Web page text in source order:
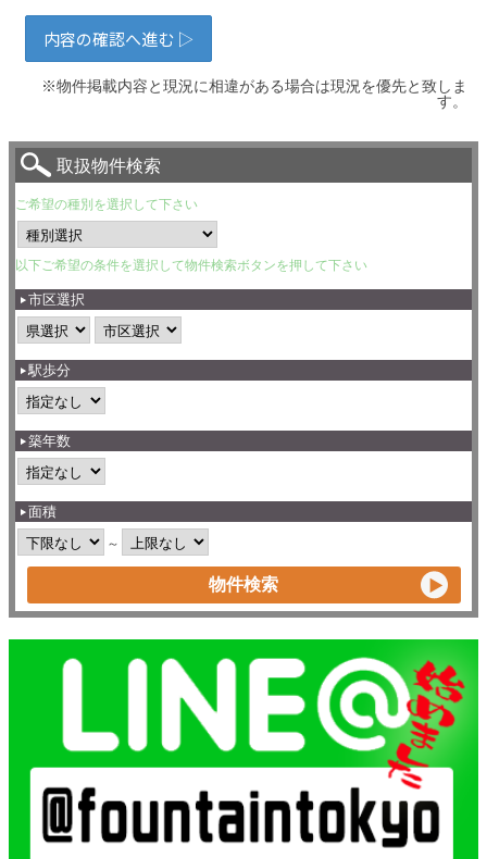
※物件掲載内容と現況に相違がある場合は現況を優先と致しま
す。
取扱物件検索
ご希望の種別を選択して下さい
以下ご希望の条件を選択して物件検索ボタンを押して下さい
市区選択
駅歩分
築年数
面積
～